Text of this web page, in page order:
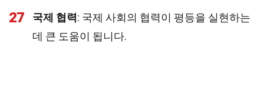
27 국제 협력: 국제 사회의 협력이 평등을 실현하는
데 큰 도움이 됩니다.